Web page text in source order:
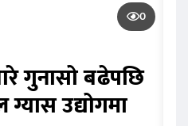
0
गुनासो बढेपछि
ग्यास उद्योगमा